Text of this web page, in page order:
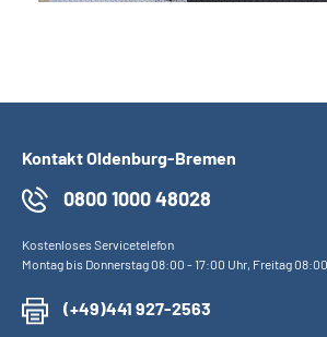
Kontakt Oldenburg-Bremen
0800 1000 48028
Kostenloses Servicetelefon
Montag bis Donnerstag 08:00 - 17:00 Uhr, Freitag
(+49)441 927-2563